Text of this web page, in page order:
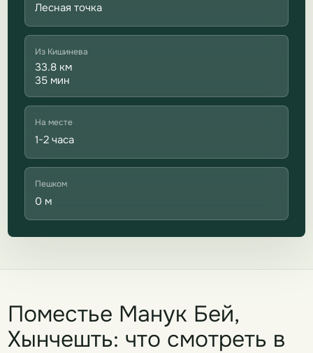
Лесная точка
Из Кишинева
33.8 км
35 мин
На месте
1-2 часа
Пешком
0 м
Поместье Манук Бей,
Хынчешть: что смотреть в